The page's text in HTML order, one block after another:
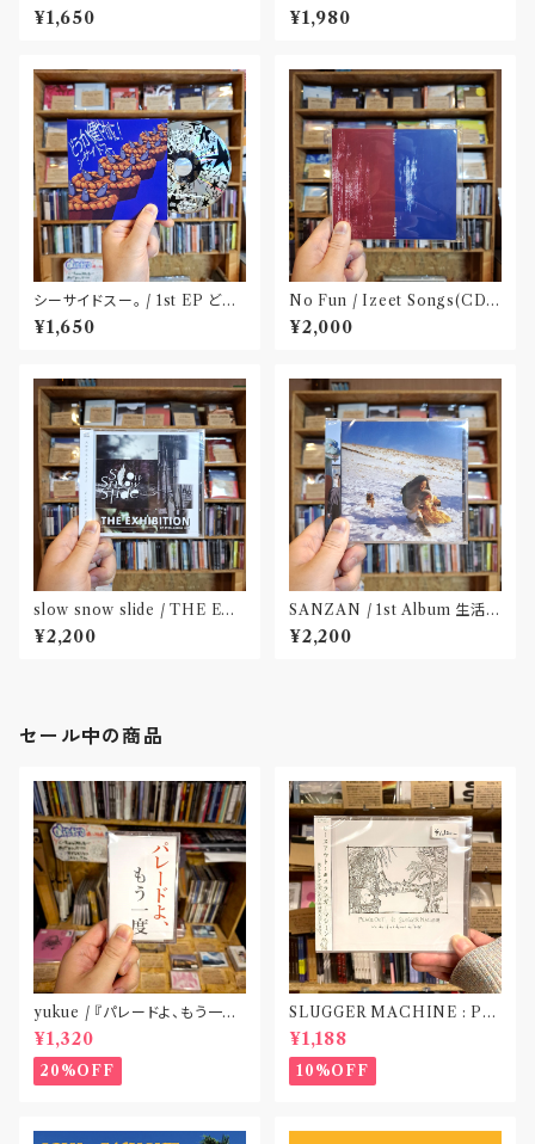
M SPLIT EP(CD)〝長野〟×
〝大阪〟
¥1,650 屋〟
¥1,980
シーサイドスー。 / 1st EP どう
か健やかに！(CD)〝静岡県三島
市〟
¥1,650
No Fun / Izeet Songs(CD)
〝京都〟
¥2,000
slow snow slide / THE EX
HIBITION(CD)〝山形県酒田
市〟
¥2,200
SANZAN / 1st Album 生活の
名残(CD)〝静岡県三島市〟
¥2,200
セール中の商品
yukue / 『パレードよ、もう一度』
(TAPE)
¥1,320
20%OFF
SLUGGER MACHINE : PE
ACE OUT! / we die if we d
o not do “DIG”(SPLIT CD)
〝横浜&札幌〟
¥1,188
10%OFF